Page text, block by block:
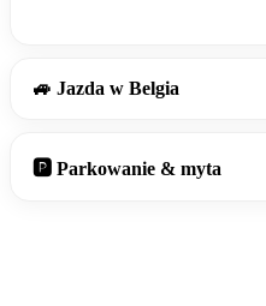
🚙 Jazda w Belgia
🅿️ Parkowanie & myta